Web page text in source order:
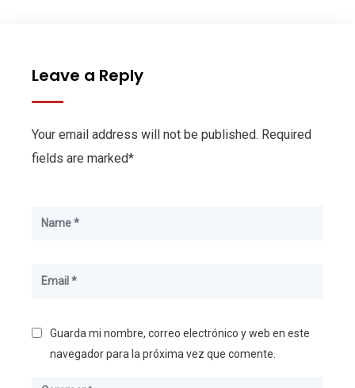
Leave a Reply
Your email address will not be published. Required
fields are marked*
Guarda mi nombre, correo electrónico y web en este
navegador para la próxima vez que comente.